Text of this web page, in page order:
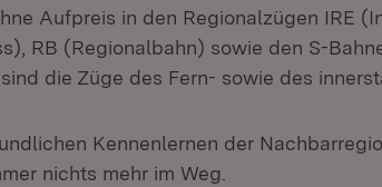
Aufpreis in den Regionalzügen IRE
RB (Regionalbahn) sowie den S-
die Züge des Fern- sowie des
Kennenlernen der
nichts mehr im Weg.